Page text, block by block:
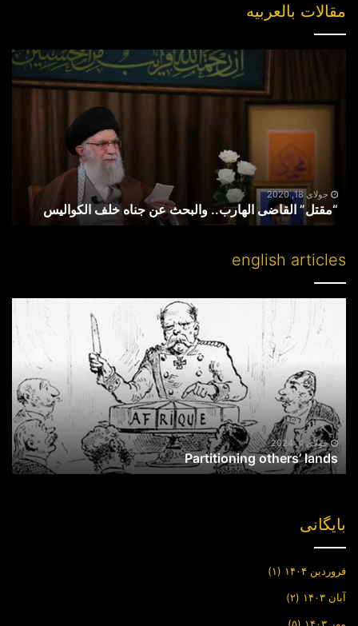
مقالات بالعربیه
والبحث
جولای 18, 2020
“مقتل” القاضی الهارب.. والبحث عن جناه خلف الکوالیس
english articles
others’
جولای 4, 2024
Partitioning others’ lands
بایگانی
فروردین ۱۴۰۴ (۱)
آبان ۱۴۰۳ (۲)